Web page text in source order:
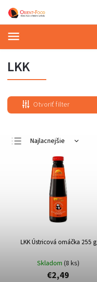
LKK
Otvoriť filter
Najlacnejšie
Najdrahšie
Najpredávanejšie
Abecedne
LKK Ústricová omáčka 255 g
Skladom (8 ks)
€2,49